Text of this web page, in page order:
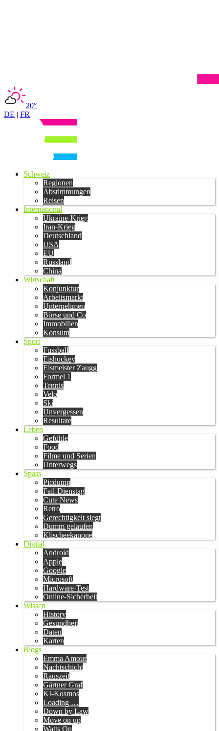
20°
DE | FR
Schweiz
Regionen
Abstimmungen
Reisen
International
Ukraine-Krieg
Iran-Krieg
Deutschland
USA
EU
Russland
China
Wirtschaft
Konjunktur
Arbeitsmarkt
Unternehmen
Börse und Co
Immobilien
Konsum
Sport
Fussball
Eishockey
Eismeister Zaugg
Formel 1
Tennis
Velo
Ski
Unvergessen
Resultate
Leben
Gefühle
Food
Filme und Serien
Unterwegs
Spass
Picdump
Fail-Dienstag
Cute News
Retro
Gerechtigkeit siegt
Dumm gelaufen
Klischeekanone
Digital
Android
Apple
Google
Microsoft
Hardware-Test
Online-Sicherheit
Wissen
History
Gesundheit
Daten
Karten
Blogs
Emma Amour
Nachtschicht
Rauszeit
Gärtner Graf
KI-Kosmos
Loading …
Down by Law
Move on up
Watts On